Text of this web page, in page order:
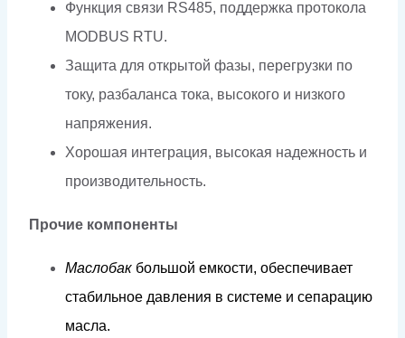
Функция связи RS485, поддержка протокола
MODBUS RTU.
Защита для открытой фазы, перегрузки по
току, разбаланса тока, высокого и низкого
напряжения.
Хорошая интеграция, высокая надежность и
производительность.
Прочие компоненты
Маслобак большой емкости, обеспечивает
стабильное давления в системе и сепарацию
масла.